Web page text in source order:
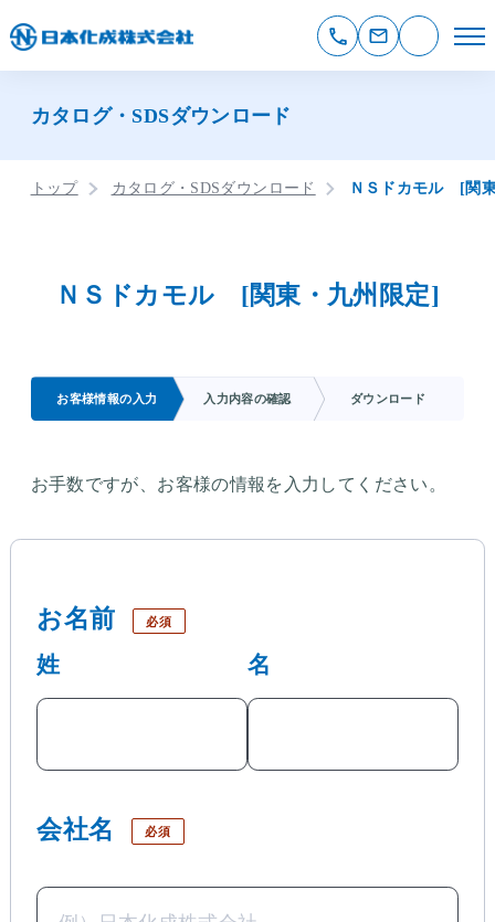
カタログ・SDSダウンロード
トップ カタログ・SDSダウンロード ＮＳドカモル [関
ＮＳドカモル [関東・九州限定]
お客様情報の入力 入力内容の確認 ダウンロード
お手数ですが、お客様の情報を入力してください。
お名前 必須
姓 名
会社名 必須